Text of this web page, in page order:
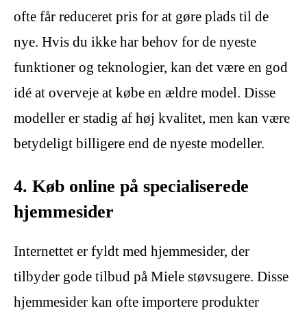
ofte får reduceret pris for at gøre plads til de
nye. Hvis du ikke har behov for de nyeste
funktioner og teknologier, kan det være en god
idé at overveje at købe en ældre model. Disse
modeller er stadig af høj kvalitet, men kan være
betydeligt billigere end de nyeste modeller.
4. Køb online på specialiserede
hjemmesider
Internettet er fyldt med hjemmesider, der
tilbyder gode tilbud på Miele støvsugere. Disse
hjemmesider kan ofte importere produkter